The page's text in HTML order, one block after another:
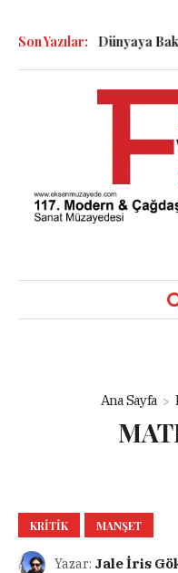
Son Yazılar:
Dibinden Dünyaya Bakmak!
Ana Sayfa
KRITIK MANŞET
Yazar: Jale İris